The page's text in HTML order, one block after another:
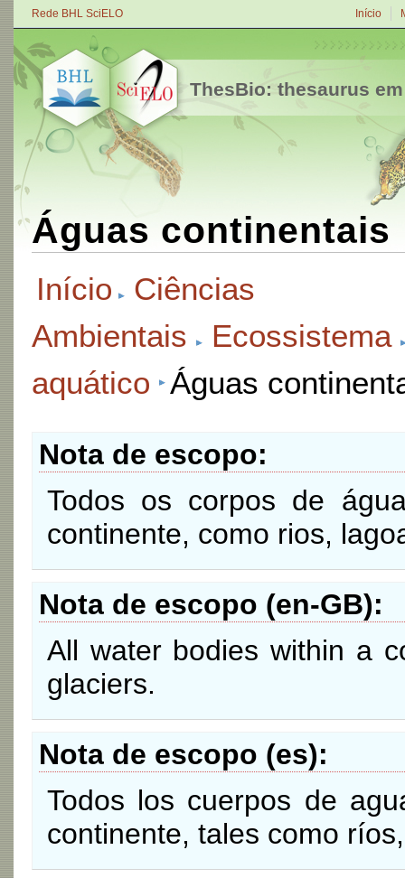
Rede BHL SciELO Início
ThesBio: thesaurus
Águas continentais
Início
Ciências
Ambientais
Ecossistema
aquático Águas
Nota de escopo
Todos os corpos de
continente, como rios,
Nota de escopo (en-GB)
All water bodies within a
glaciers.
Nota de escopo (es)
Todos los cuerpos de
continente, tales como